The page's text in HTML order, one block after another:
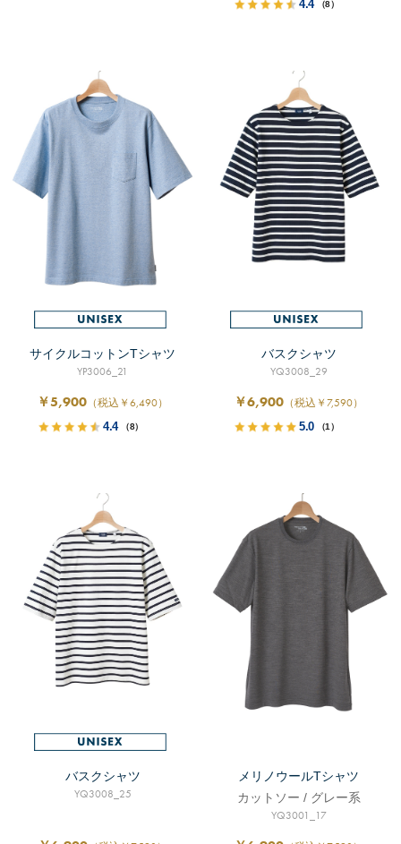
4.4 （8）
サイクルコットンTシャツ
YP3006_21
￥5,900 （税込￥6,490）
4.4 （8）
バスクシャツ
YQ3008_29
￥6,900 （税込￥7,590）
5.0 （1）
バスクシャツ
YQ3008_25
メリノウールTシャツ
カットソー / グレー系
YQ3001_17